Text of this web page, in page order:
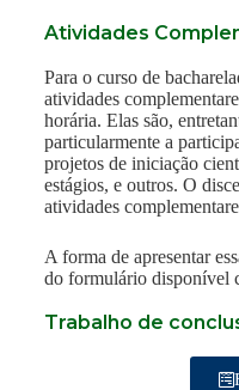
Atividades
Para o curso de
atividades
horária. Elas são,
particularmente a
projetos de iniciação
estágios, e outros. O
atividades
A forma de apresentar
do formulário disponível
Trabalho de